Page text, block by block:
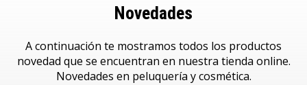
Novedades
A continuación te mostramos todos los productos
novedad que se encuentran en nuestra tienda online.
Novedades en peluquería y cosmética.